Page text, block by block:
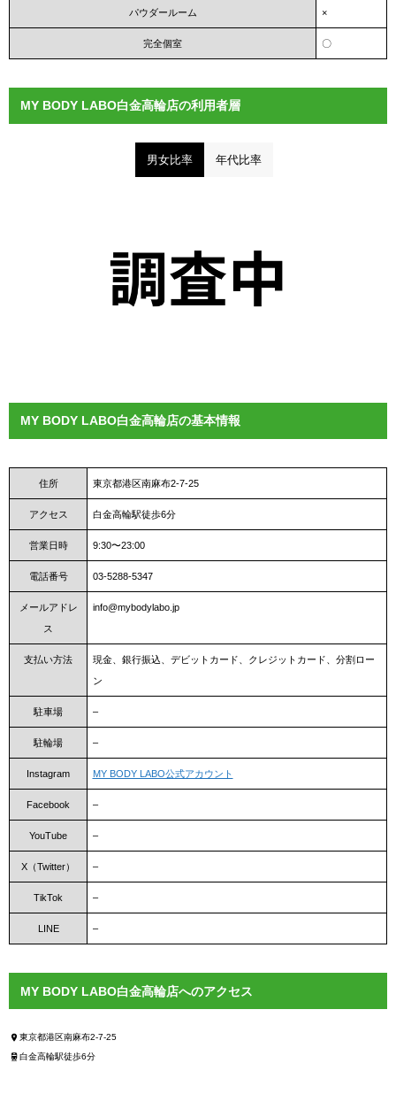
パウダールーム ×
完全個室 〇
MY BODY LABO白金高輪店の利用者層
男女比率 年代比率
MY BODY LABO白金高輪店の基本情報
住所 東京都港区南麻布2-7-25
アクセス 白金高輪駅徒歩6分
営業日時 9:30〜23:00
電話番号 03-5288-5347
メールアドレ
ス
info@mybodylabo.jp
支払い方法
現金、銀行振込、デビットカード、クレジットカード、分割ロー
ン
駐車場 –
駐輪場 –
Instagram MY BODY LABO公式アカウント
Facebook –
YouTube –
X（Twitter） –
TikTok –
LINE –
MY BODY LABO白金高輪店へのアクセス
東京都港区南麻布2-7-25
白金高輪駅徒歩6分